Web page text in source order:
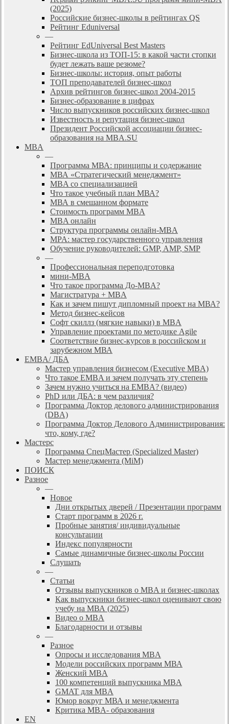
(2025)
Российские бизнес-школы в рейтингах QS
Рейтинг Eduniversal
—
Рейтинг EdUniversal Best Masters
Бизнес-школа из ТОП-15: в какой части стопки
будет лежать ваше резюме?
Бизнес-школы: история, опыт работы
ТОП преподавателей бизнес-школ
Архив рейтингов бизнес-школ 2004-2015
Бизнес-образование в цифрах
Число выпускников российских бизнес-школ
Известность и репутация бизнес-школ
Президент Российской ассоциации бизнес-
образования на MBA.SU
MBA
—
Программа МВА: принципы и содержание
МВА «Cтратегический менеджмент»
MBA со специализацией
Что такое учебный план МВА?
МВА в смешанном формате
Стоимость программ MBA
MBA онлайн
Cтруктура программы онлайн-MBA
MPA: мастер государственного управления
Обучение руководителей: GMP, AMP, SMP
—
Профессиональная переподготовка
мини-MBA
Что такое программа До-MBA?
Магистратура + MBA
Как и зачем пишут дипломный проект на МВА?
Метод бизнес-кейсов
Софт скиллз (мягкие навыки) в MBA
Управление проектами по методике Agile
Соответствие бизнес-курсов в российском и
зарубежном МВА
EMBA/ ДБA
Мастер управления бизнесом (Executive MBA)
Что такое EMBA и зачем получать эту степень
Зачем нужно учиться на EMBA? (видео)
PhD или ДБА: в чем различия?
Программа Доктор делового администрирования
(DBА)
Программа Доктор Делового Администрирования:
что, кому, где?
Мастерс
Программа СпецМастер (Specialized Master)
Мастер менеджмента (MiM)
ПОИСК
Разное
—
Новое
Дни открытых дверей / Презентации программ
Старт программ в 2026 г.
Пробные занятия/ индивидуальные
консультации
Индекс популярности
Самые динамичные бизнес-школы России
Слушать
—
Статьи
Отзывы выпускников о MBA и бизнес-школах
Как выпускники бизнес-школ оценивают свою
учебу на МВА (2025)
Видео о MBA
Благодарности и отзывы
—
Разное
Опросы и исследования MBA
Модели российских программ МВА
Женский MBA
100 компетенций выпускника MBA
GMAT для MBA
Юмор вокруг МВА и менеджмента
Критика MBA- образования
EN